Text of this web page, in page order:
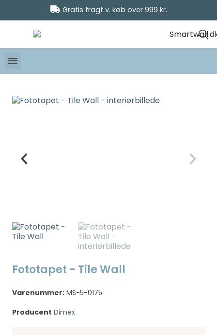
Gratis fragt v. køb over 999 kr.
Fototapet - Tile Wall
Varenummer: MS-5-0175
Producent Dimex